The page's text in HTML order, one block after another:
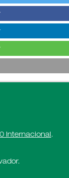
Internacional .